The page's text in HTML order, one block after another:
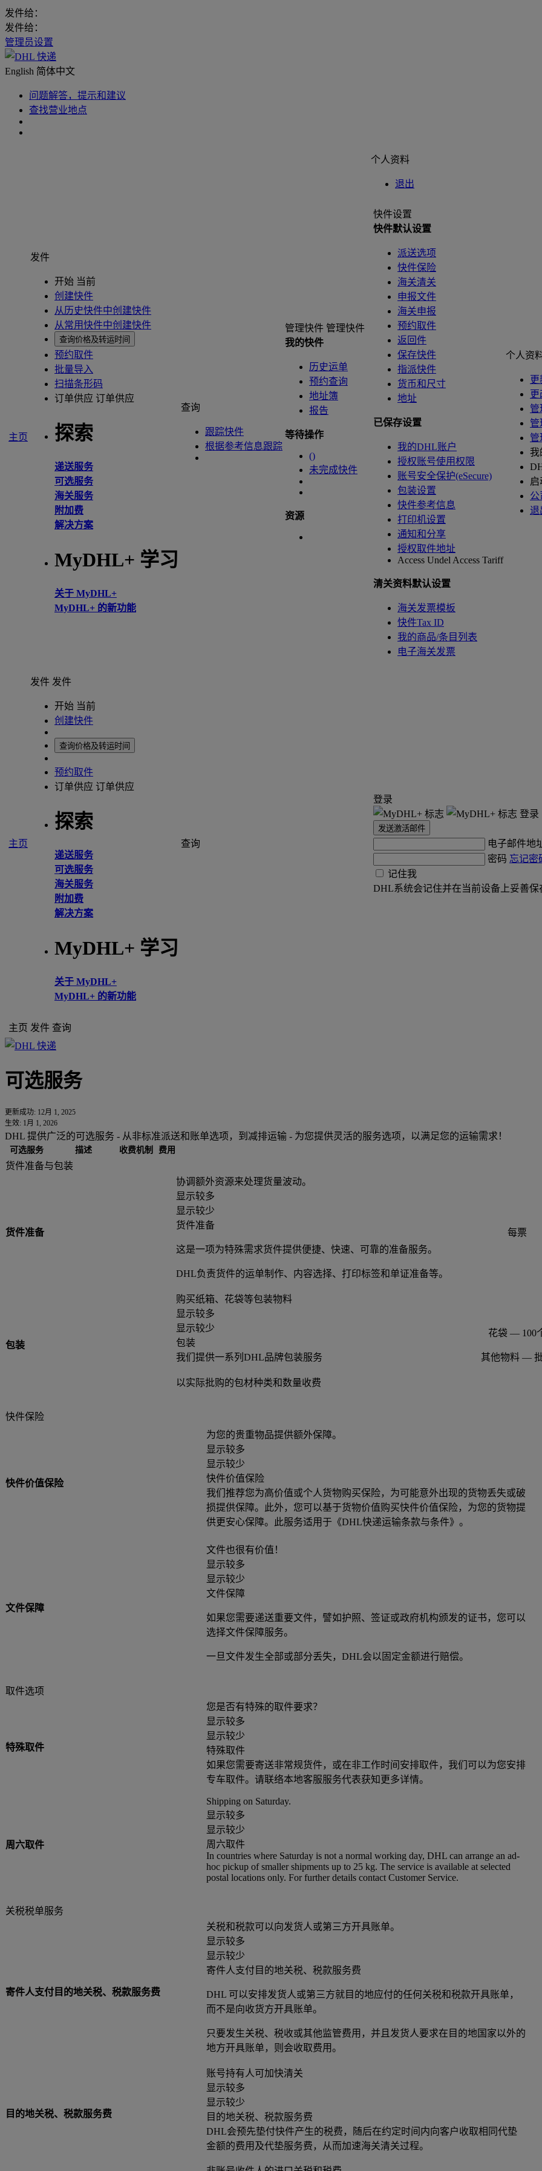
发件给：
发件给：
管理员设置
English 简体中文
问题解答，提示和建议
查找营业地点
个人资料
退出
主页
发件
开始 当前
创建快件
从历史快件中创建快件
从常用快件中创建快件
查询价格及转运时间
预约取件
批量导入
扫描条形码
订单供应 订单供应
探索
递送服务
可选服务
海关服务
附加费
解决方案
MyDHL+ 学习
关于 MyDHL+
MyDHL+ 的新功能
查询
跟踪快件
根据参考信息跟踪
管理快件 管理快件
我的快件
历史运单
预约查询
地址簿
报告
等待操作
()
未完成快件
资源
快件设置
快件默认设置
派送选项
快件保险
海关清关
申报文件
海关申报
预约取件
返回件
保存快件
指派快件
货币和尺寸
地址
已保存设置
我的DHL账户
授权账号使用权限
账号安全保护(eSecure)
包装设置
快件参考信息
打印机设置
通知和分享
授权取件地址
Access Undel Access Tariff
清关资料默认设置
海关发票模板
快件Tax ID
我的商品/条目列表
电子海关发票
个人资
管
管
我
启
公
退
主页
发件 发件
开始 当前
创建快件
查询价格及转运时间
预约取件
订单供应 订单供应
探索
递送服务
可选服务
海关服务
附加费
解决方案
MyDHL+ 学习
关于 MyDHL+
MyDHL+ 的新功能
查询
登录
登录
发送激活邮件
电子邮件地
密码 忘记密
记住我
DHL系统会记住并在当前设备上妥善保
主页 发件 查询
可选服务
更新成功: 12月 1, 2025
生效: 1月 1, 2026
DHL 提供广泛的可选服务 - 从非标准派送和账单选项，到减排运输 - 为您提供灵活的服务选项，以满足您的运输需求！
可选服务 描述 收费机制 费用
货件准备与包装
货件准备
协调额外资源来处理货量波动。
显示较多
显示较少
货件准备
这是一项为特殊需求货件提供便捷、快速、可靠的准备服务。
DHL负责货件的运单制作、内容选择、打印标签和单证准备等。
每票
包装
购买纸箱、花袋等包装物料
显示较多
显示较少
包装
我们提供一系列DHL品牌包装服务
以实际批购的包材种类和数量收费
花袋 — 100
其他物料 —
快件保险
快件价值保险
为您的贵重物品提供额外保障。
显示较多
显示较少
快件价值保险
我们推荐您为高价值或个人货物购买保险，为可能意外出现的货物丢失或破
损提供保障。此外，您可以基于货物价值购买快件价值保险，为您的货物提
供更安心保障。此服务适用于《DHL快递运输条款与条件》。
文件保障
文件也很有价值！
显示较多
显示较少
文件保障
如果您需要递送重要文件，譬如护照、签证或政府机构颁发的证书，您可以
选择文件保障服务。
一旦文件发生全部或部分丢失，DHL会以固定金额进行赔偿。
取件选项
特殊取件
您是否有特殊的取件要求？
显示较多
显示较少
特殊取件
如果您需要寄送非常规货件，或在非工作时间安排取件，我们可以为您安排
专车取件。请联络本地客服服务代表获知更多详情。
周六取件
Shipping on Saturday.
显示较多
显示较少
周六取件
In countries where Saturday is not a normal working day, DHL can arrange an ad-
hoc pickup of smaller shipments up to 25 kg. The service is available at selected
postal locations only. For further details contact Customer Service.
关税税单服务
寄件人支付目的地关税、税款服务费
关税和税款可以向发货人或第三方开具账单。
显示较多
显示较少
寄件人支付目的地关税、税款服务费
DHL 可以安排发货人或第三方就目的地应付的任何关税和税款开具账单，
而不是向收货方开具账单。
只要发生关税、税收或其他监管费用，并且发货人要求在目的地国家以外的
地方开具账单，则会收取费用。
目的地关税、税款服务费
账号持有人可加快清关
显示较多
显示较少
目的地关税、税款服务费
DHL会预先垫付快件产生的税费，随后在约定时间内向客户收取相同代垫
金额的费用及代垫服务费，从而加速海关清关过程。